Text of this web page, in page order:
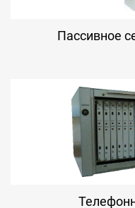
Пассивное